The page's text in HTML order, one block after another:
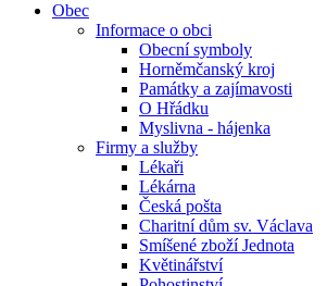
Obec
Informace o obci
Obecní symboly
Horněmčanský kroj
Památky a zajímavosti
O Hřádku
Myslivna - hájenka
Firmy a služby
Lékaři
Lékárna
Česká pošta
Charitní dům sv. Václava
Smíšené zboží Jednota
Květinářství